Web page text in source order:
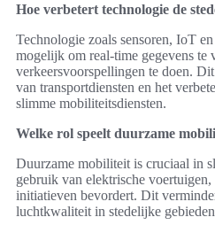
Hoe verbetert technologie de
Technologie zoals sensoren, IoT
mogelijk om real-time gegevens te
verkeersvoorspellingen te doen.
van transportdiensten en het
slimme mobiliteitsdiensten.
Welke rol speelt duurzame
Duurzame mobiliteit is cruciaal in
gebruik van elektrische
initiatieven bevordert. Dit
luchtkwaliteit in stedelijke